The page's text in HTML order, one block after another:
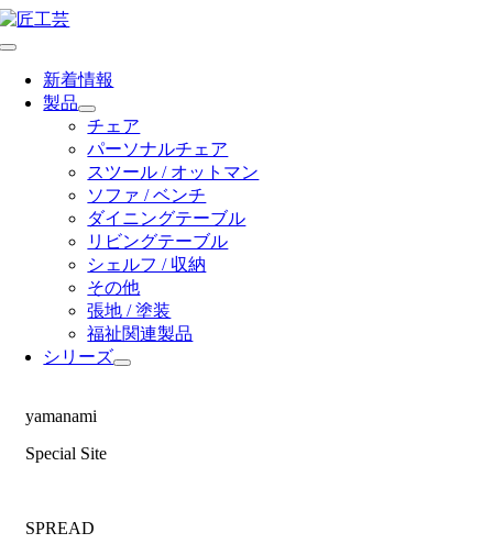
Skip
content
Toggle
Navigation新着情報
製品
チェア
パーソナルチェア
スツール / オットマン
ソファ / ベンチ
ダイニングテーブル
リビングテーブル
シェルフ / 収納
その他
張地 / 塗装
福祉関連製品
シリーズ
yamanami
Special Site
SPREAD